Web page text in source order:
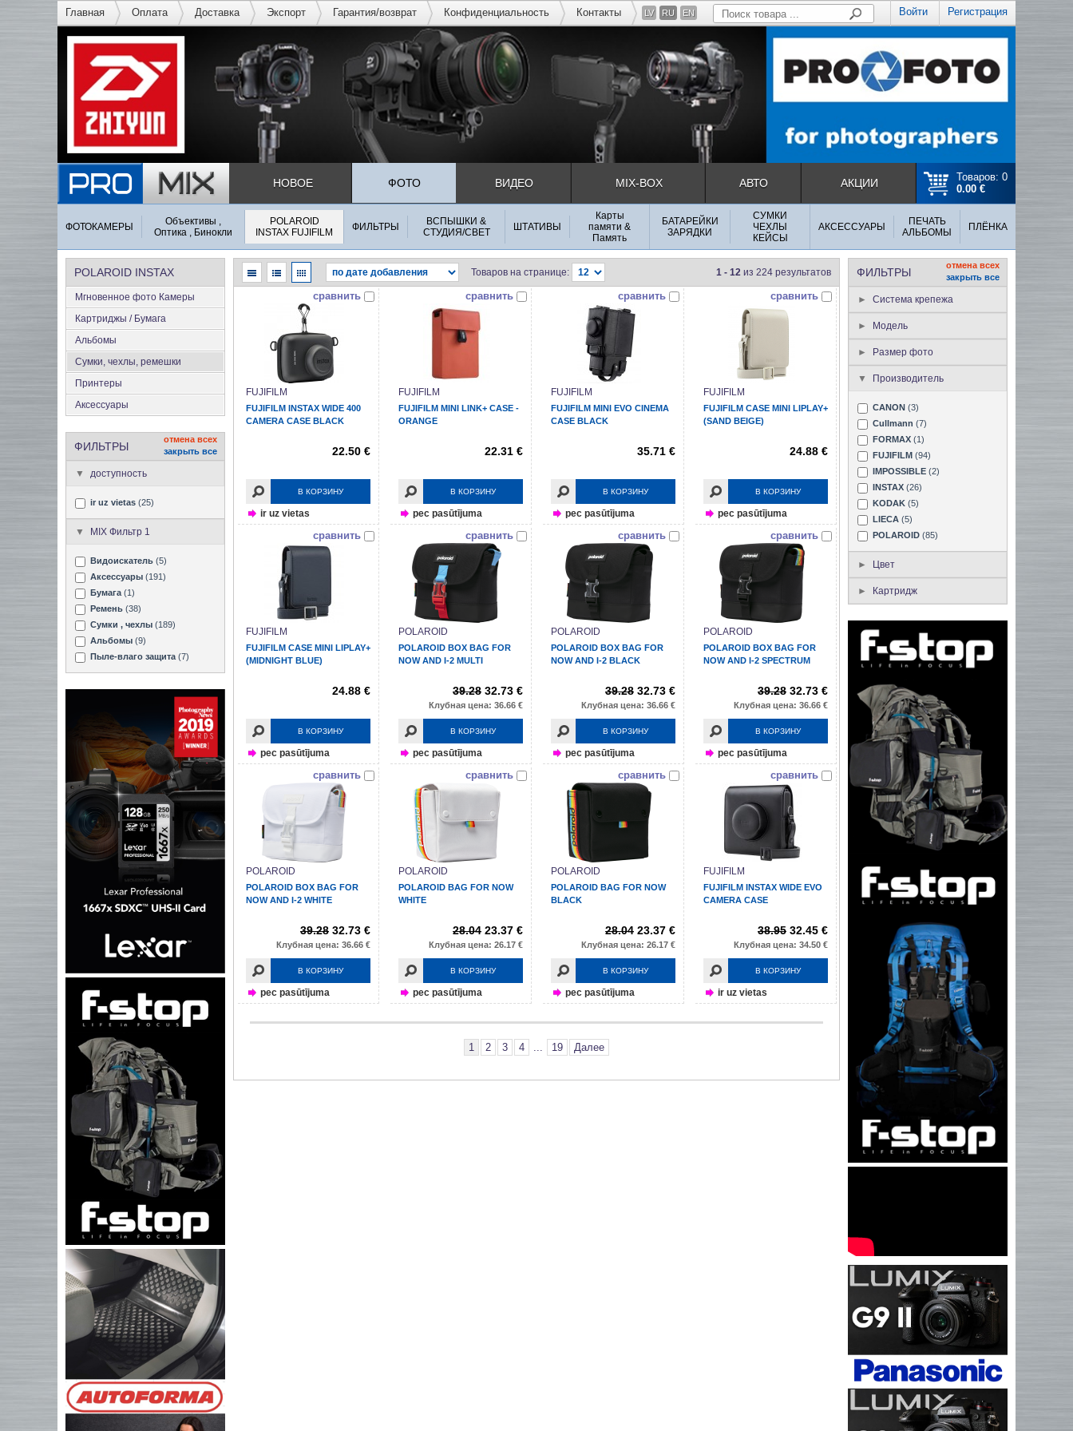
Главная Оплата Доставка Экспорт Гарантия/возврат Конфиденциальность Контакты Войти Регистрация
LV RU EN
Товаров: 0
0.00 €
НОВОЕ ФОТО ВИДЕО MIX-BOX АВТО АКЦИИ
ФОТОКАМЕРЫ
Объективы ,
Оптика , Бинокли
POLAROID
INSTAX FUJIFILM
ФИЛЬТРЫ
ВСПЫШКИ &
СТУДИЯ/СВЕТ
ШТАТИВЫ
Карты
памяти &
Память
БАТАРЕЙКИ
ЗАРЯДКИ
СУМКИ
ЧЕХЛЫ
КЕЙСЫ
АКСЕССУАРЫ
ПЕЧАТЬ
АЛЬБОМЫ
ПЛЁНКА
POLAROID INSTAX
FUJIFILM
Мгновенное фото Камеры
Картриджы / Бумага
Альбомы
Сумки, чехлы, ремешки
Принтеры
Аксеcсуары
ФИЛЬТРЫ
отмена всех
закрыть все
доступность
ir uz vietas (25)
MIX Фильтр 1
Видоискатель (5)
Аксессуары (191)
Бумага (1)
Ремень (38)
Сумки , чехлы (189)
Альбомы (9)
Пыле-влаго защита (7)
ФИЛЬТРЫ
отмена всех
закрыть все
Система крепежа
Модель
Размер фото
Производитель
CANON (3)
Cullmann (7)
FORMAX (1)
FUJIFILM (94)
IMPOSSIBLE (2)
INSTAX (26)
KODAK (5)
LIECA (5)
POLAROID (85)
Цвет
Картридж
Товаров на странице: 1 - 12 из 224 результатов
сравнить
FUJIFILM
FUJIFILM INSTAX WIDE 400
CAMERA CASE BLACK
22.50 €
В КОРЗИНУ
ir uz vietas
сравнить
FUJIFILM
FUJIFILM MINI LINK+ CASE -
ORANGE
22.31 €
В КОРЗИНУ
pec pasūtījuma
сравнить
FUJIFILM
FUJIFILM MINI EVO CINEMA
CASE BLACK
35.71 €
В КОРЗИНУ
pec pasūtījuma
сравнить
FUJIFILM
FUJIFILM CASE MINI LIPLAY+
(SAND BEIGE)
24.88 €
В КОРЗИНУ
pec pasūtījuma
сравнить
FUJIFILM
FUJIFILM CASE MINI LIPLAY+
(MIDNIGHT BLUE)
24.88 €
В КОРЗИНУ
pec pasūtījuma
сравнить
POLAROID
POLAROID BOX BAG FOR
NOW AND I-2 MULTI
39.28 32.73 €
Клубная цена: 36.66 €
В КОРЗИНУ
pec pasūtījuma
сравнить
POLAROID
POLAROID BOX BAG FOR
NOW AND I-2 BLACK
39.28 32.73 €
Клубная цена: 36.66 €
В КОРЗИНУ
pec pasūtījuma
сравнить
POLAROID
POLAROID BOX BAG FOR
NOW AND I-2 SPECTRUM
39.28 32.73 €
Клубная цена: 36.66 €
В КОРЗИНУ
pec pasūtījuma
сравнить
POLAROID
POLAROID BOX BAG FOR
NOW AND I-2 WHITE
39.28 32.73 €
Клубная цена: 36.66 €
В КОРЗИНУ
pec pasūtījuma
сравнить
POLAROID
POLAROID BAG FOR NOW
WHITE
28.04 23.37 €
Клубная цена: 26.17 €
В КОРЗИНУ
pec pasūtījuma
сравнить
POLAROID
POLAROID BAG FOR NOW
BLACK
28.04 23.37 €
Клубная цена: 26.17 €
В КОРЗИНУ
pec pasūtījuma
сравнить
FUJIFILM
FUJIFILM INSTAX WIDE EVO
CAMERA CASE
38.95 32.45 €
Клубная цена: 34.50 €
В КОРЗИНУ
ir uz vietas
1 2 3 4 ... 19 Далее